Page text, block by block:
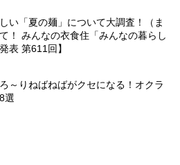
い「夏の麺」について大調査！（ま
！ みんなの衣食住「みんなの暮らし
表 第611回】
ろ～りねばねばがクセになる！オクラ
選